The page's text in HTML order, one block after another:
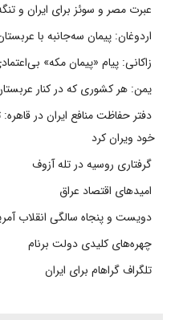
عبرت مصر و سوئز برای ایران و
اردوغان: پیمان سه‌جانبه با
زاکانی: پیام «پیمان مکه»
یمن: هر کشوری که در کنار
دفتر حفاظت منافع ایران در
خود ویران کرد
گرفتاری روسیه در تله آزوف
امیدهای اقتصاد عراق
دویست و پنجاه سالگی انقلاب
چهره‌های کلیدی دولت برنام
تلگراف گراهام برای ایران